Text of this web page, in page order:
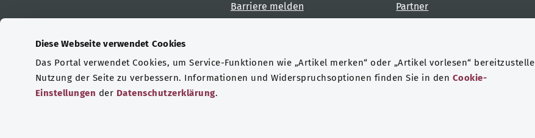
Diese Webseite verwendet Cookies
Das Portal verwendet Cookies, um Service-Funktionen wie „Artikel merken“ oder „Artikel vorlesen“
Nutzung der Seite zu verbessern. Informationen und Widerspruchsoptionen finden Sie in den Cookie-
Einstellungen der Datenschutzerklärung.
Barriere melden Partner
Zertifizierungen